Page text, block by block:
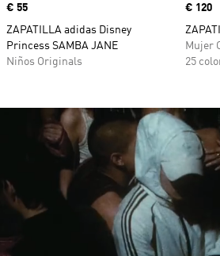
Precio
€ 55
ZAPATILLA adidas Disney
Princess SAMBA JANE
Niños Originals
Precio
€ 120
Mujer
25